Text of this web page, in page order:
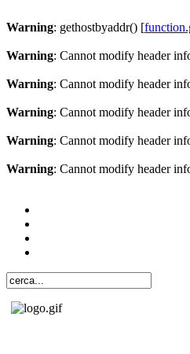
Warning: gethostbyaddr() [
Warning: Cannot modify header
Warning: Cannot modify header
Warning: Cannot modify header
Warning: Cannot modify header
Warning: Cannot modify header